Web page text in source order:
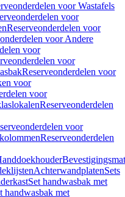
voor Wastafels
voor
Reserveonderdelen voor
voor Andere
voor
voor
Reserveonderdelen voor
voor
voor
Reserveonderdelen
voor
Reserveonderdelen
AchterwandplatenSets
Set handwasbak met
handwasbak met